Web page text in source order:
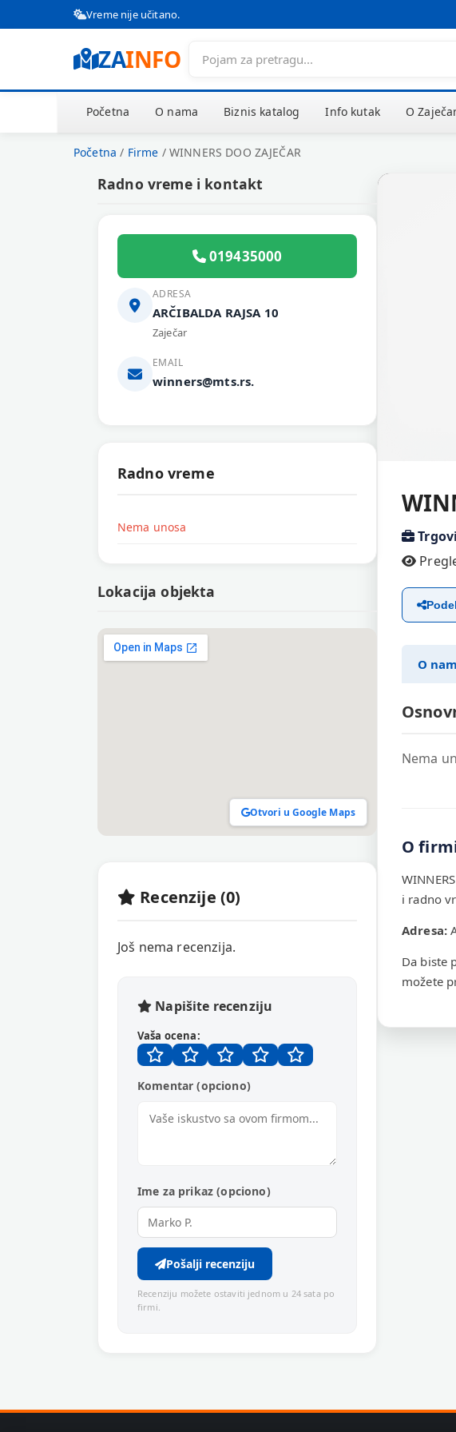
Vreme nije učitano.
ZAINFO
Početna O nama Biznis katalog Info kutak O
Početna / Firme / WINNERS DOO ZAJEČAR
O
Nema
O firmi
i radno
Adresa:
Da biste
možete
Radno vreme i kontakt
019435000
ADRESA
ARČIBALDA RAJSA 10
Zaječar
EMAIL
winners@mts.rs.
Radno vreme
Nema unosa
Lokacija objekta
Otvori u Google Maps
Recenzije (0)
Još nema recenzija.
Napišite recenziju
Vaša ocena:
Komentar (opciono)
Ime za prikaz (opciono)
Pošalji recenziju
Recenziju možete ostaviti jednom u 24 sata po
firmi.